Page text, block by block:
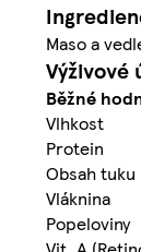
Maso a
Výživové
Běžné
Vlhkost
Protein
Obsah tuku
Vláknina
Popeloviny